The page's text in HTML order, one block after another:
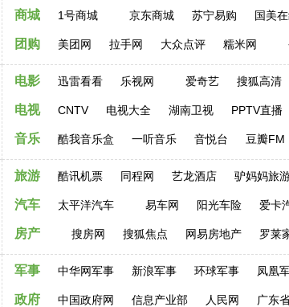
商城 1号商城 京东商城 苏宁易购 国美
团购 美团网 拉手网 大众点评 糯米网
电影 迅雷看看 乐视网 爱奇艺 搜狐高清
电视 CNTV 电视大全 湖南卫视 PPTV直播
音乐 酷我音乐盒 一听音乐 音悦台 豆瓣FM
旅游 酷讯机票 同程网 艺龙酒店 驴妈妈旅
汽车 太平洋汽车 易车网 阳光车险 爱卡
房产 搜房网 搜狐焦点 网易房地产 罗莱
军事 中华网军事 新浪军事 环球军事 凤凰
政府 中国政府网 信息产业部 人民网 广东